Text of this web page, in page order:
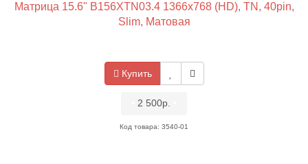
Матрица 15.6" B156XTN03.4 1366x768 (HD), TN, 40pin,
Slim, Матовая
Купить
2 500р.
Код товара: 3540-01